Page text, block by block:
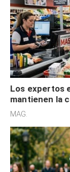
Los expertos
mantienen la
cognitiva,
MAG.